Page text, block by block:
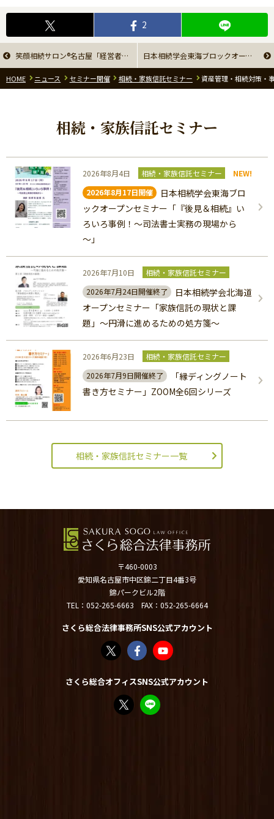
2
笑顔相続サロン®名古屋「経営者にとっての笑顔相続会議」 日本相続学会東海ブロックオープンセミナー「相続法改正を踏まえた生命保険の活用法」
HOME ニュース セミナー開催 相続・家族信託セミナー 資産管理・相続対策・
相続・家族信託セミナー
2026年8月4日 相続・家族信託セミナー
NEW!
2026年8月17日開催
日本相続学会東海ブロ
ックオープンセミナー「『後見＆相続』い
ろいろ事例！～司法書士実務の現場から
～」
2026年7月10日
相続・家族信託セミナー
2026年7月24日開催終了
日本相続学会北海道
オープンセミナー「家族信託の現状と課
題」～円滑に進めるための処方箋～
2026年6月23日
相続・家族信託セミナー
2026年7月9日開催終了
「縁ディングノート
書き方セミナー」ZOOM全6回シリーズ
相続・家族信託セミナー一覧
〒460-0003
愛知県名古屋市中区錦二丁目4番3号
錦パークビル2階
TEL： 052-265-6663 FAX：052-265-6664
さくら総合法律事務所SNS公式アカウント
さくら総合法律事務所（@sakurasogolaw
さくら総合法律事務所 | Facebook
さくら総合法律事務所 -
さくら総合オフィスSNS公式アカウント
FP竹内美土璃（@fpsakurasogo）さん
教えてみどり先生【公式LINE】